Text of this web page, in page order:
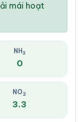
mái hoạt
NH 3
0
NO2
3.3